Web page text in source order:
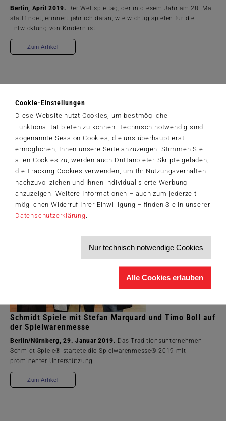
Cookie-Einstellungen
Diese Website nutzt Cookies, um bestmögliche
Funktionalität bieten zu können. Technisch notwendig sind
sogenannte Session Cookies, die uns überhaupt erst
ermöglichen, Ihnen unsere Seite anzuzeigen. Stimmen Sie
allen Cookies zu, werden auch Drittanbieter-Skripte geladen,
die Tracking-Cookies verwenden, um Ihr Nutzungsverhalten
nachzuvollziehen und Ihnen individualisierte Werbung
anzuzeigen. Weitere Informationen – auch zum jederzeit
möglichen Widerruf Ihrer Einwilligung – finden Sie in unserer
Datenschutzerklärung
Nur technisch notwendige Cookies
Alle Cookies erlauben
Berlin, April 2019. Der Weltspieltag, der in diesem Jahr am 28. Mai
stattfindet, erinnert jährlich daran, wie wichtig spielen für die
Entwicklung von Kindern ist...
Zum Artikel
30 Jahre Ligretto
Erst eine hitzige Partie in der Schulpause, Jahre
später eine schnelle Runde zu Wein und Bier im
Studentenwohnheim und letztlich ein...
Zum Artikel
Schmidt Spiele mit Stefan Marquard und Timo Boll auf
der Spielwarenmesse
Berlin/Nürnberg, 29. Januar 2019. Das Traditionsunternehmen
Schmidt Spiele® startete die Spielwarenmesse® 2019 mit
prominenter Unterstützung...
Zum Artikel